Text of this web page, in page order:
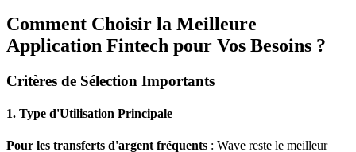
Comment Choisir la Meilleure
Application Fintech pour Vos Besoins ?
Critères de Sélection Importants
1. Type d'Utilisation Principale
Pour les transferts d'argent fréquents : Wave reste le meilleur